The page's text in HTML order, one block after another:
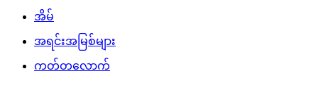
အိမ်
အရင်းအမြစ်များ
ကတ်တလောက်